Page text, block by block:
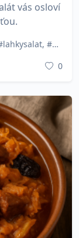
vás osloví
#bezmajonézy, #cibula, #horcicazalievka, #lahkysalat, #prilohy, #slovenskakuchyna, #studenajedla, #tradicnerecepty, #vianoce, #zemiakovy Salat
0